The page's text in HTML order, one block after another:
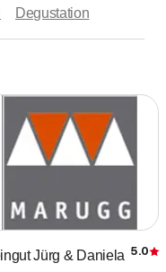
Degustation
Jürg & Daniela 5.0